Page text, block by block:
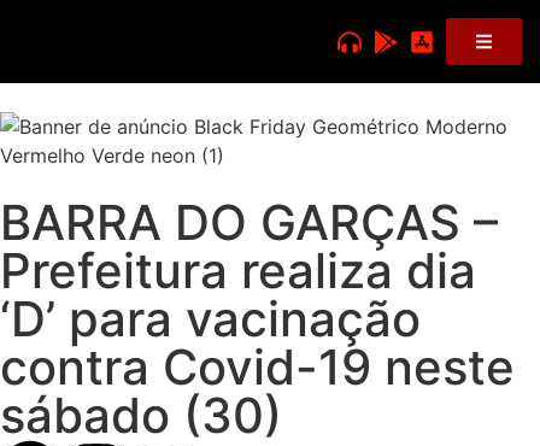
BARRA DO GARÇAS –
Prefeitura realiza dia
‘D’ para vacinação
contra Covid-19 neste
sábado (30)